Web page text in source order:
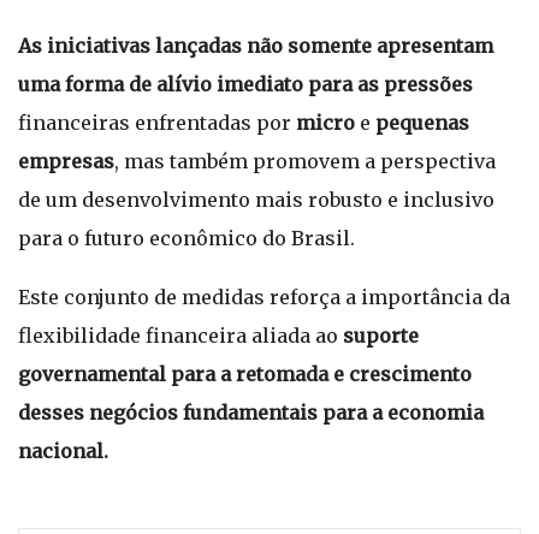
As iniciativas lançadas não somente apresentam
uma forma de alívio imediato para as pressões
financeiras enfrentadas por micro e pequenas
empresas, mas também promovem a perspectiva
de um desenvolvimento mais robusto e inclusivo
para o futuro econômico do Brasil.
Este conjunto de medidas reforça a importância da
flexibilidade financeira aliada ao suporte
governamental para a retomada e crescimento
desses negócios fundamentais para a economia
nacional.